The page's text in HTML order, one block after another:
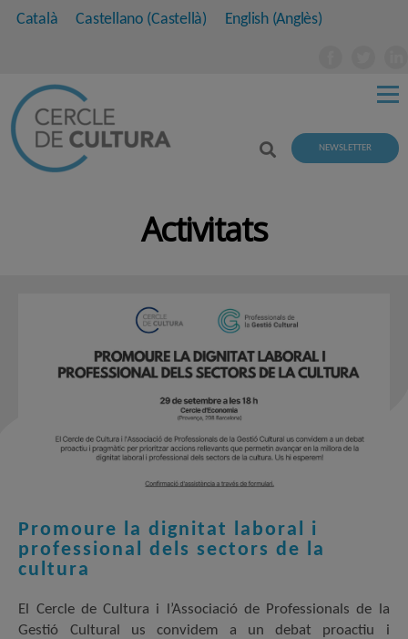
Català Castellano (Castellà) English(Anglès)
NEWSLETTER
Activitats
Promoure la dignitat laboral i
professional dels sectors de la
cultura
El Cercle de Cultura i l’Associació de Professionals de la
Gestió Cultural us convidem a un debat proactiu i